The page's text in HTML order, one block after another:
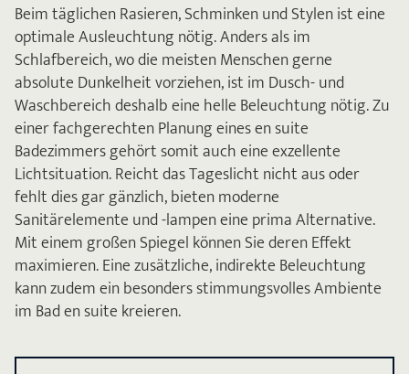
Beim täglichen Rasieren, Schminken und Stylen ist eine
optimale Ausleuchtung nötig. Anders als im
Schlafbereich, wo die meisten Menschen gerne
absolute Dunkelheit vorziehen, ist im Dusch- und
Waschbereich deshalb eine helle Beleuchtung nötig. Zu
einer fachgerechten Planung eines en suite
Badezimmers gehört somit auch eine exzellente
Lichtsituation. Reicht das Tageslicht nicht aus oder
fehlt dies gar gänzlich, bieten moderne
Sanitärelemente und -lampen eine prima Alternative.
Mit einem großen Spiegel können Sie deren Effekt
maximieren. Eine zusätzliche, indirekte Beleuchtung
kann zudem ein besonders stimmungsvolles Ambiente
im Bad en suite kreieren.